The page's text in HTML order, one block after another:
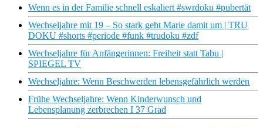
Wenn es in der Familie schnell eskaliert #swrdoku #pubertät
Wechseljahre mit 19 – So stark geht Marie damit um | TRU
DOKU #shorts #periode #funk #trudoku #zdf
Wechseljahre für Anfängerinnen: Freiheit statt Tabu |
SPIEGEL TV
Wechseljahre: Wenn Beschwerden lebensgefährlich werden
Frühe Wechseljahre: Wenn Kinderwunsch und
Lebensplanung zerbrechen I 37 Grad